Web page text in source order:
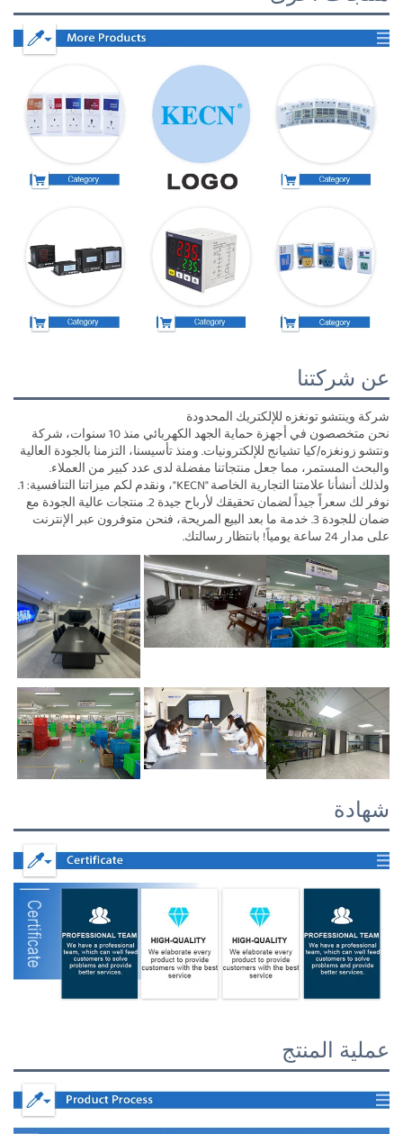
عن شركتنا
شركة وينتشو تونغزه للإلكتريك المحدودة
نحن متخصصون في أجهزة حماية الجهد الكهربائي منذ 10 سنوات، شركة
ونتشو زونغزه/كيا تشيانج للإلكترونيات. ومنذ تأسيسنا، التزمنا بالجودة العالية
والبحث المستمر، مما جعل منتجاتنا مفضلة لدى عدد كبير من العملاء.
ولذلك أنشأنا علامتنا التجارية الخاصة "KECN"، ونقدم لكم ميزاتنا التنافسية: 1.
نوفر لك سعراً جيداً لضمان تحقيقك لأرباح جيدة 2. منتجات عالية الجودة مع
ضمان للجودة 3. خدمة ما بعد البيع المريحة، فنحن متوفرون عبر الإنترنت
على مدار 24 ساعة يومياً! بانتظار رسالتك.
شهادة
عملية المنتج